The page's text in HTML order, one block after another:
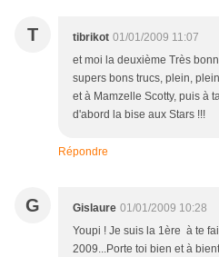
T tibrikot 01/01/2009 11:07
et moi la deuxième Très
supers bons trucs, plein,
et à Mamzelle Scotty, puis à
d'abord la bise aux Stars !!!
Répondre
G Gislaure 01/01/2009 10:28
Youpi ! Je suis la 1ère à te
2009...Porte toi bien et à